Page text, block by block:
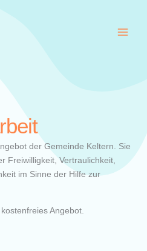
der Gemeinde Keltern. Sie
Freiwilligkeit, Vertraulichkeit,
im Sinne der Hilfe zur
Angebot.